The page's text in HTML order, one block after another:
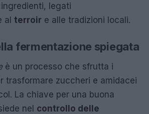
legati
al terroir e alle tradizioni locali.
fermentazione spiegata
è un processo che sfrutta i
trasformare zuccheri e amidacei
La chiave per una buona
nel controllo delle